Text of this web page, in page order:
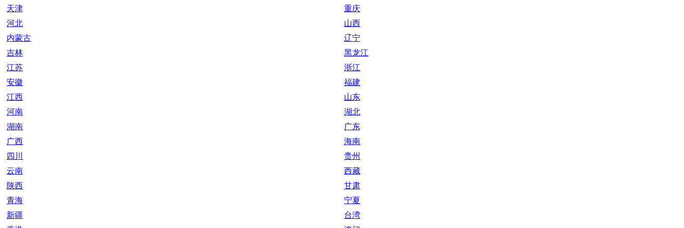
天津
重庆
河北
山西
内蒙古
辽宁
吉林
黑龙江
江苏
浙江
安徽
福建
江西
山东
河南
湖北
湖南
广东
广西
海南
四川
贵州
云南
西藏
陕西
甘肃
青海
宁夏
新疆
台湾